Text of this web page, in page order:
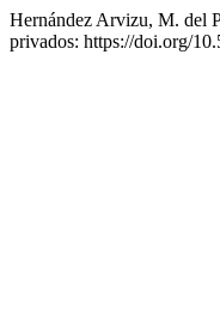
Hernández Arvizu, M. del
privados: https://doi.org/